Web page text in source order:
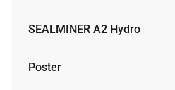
Render Image
SEALMINER A2 Hydro
Render Image
Poster